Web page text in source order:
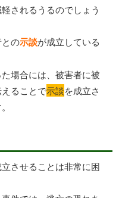
されるうるのでしょう
の示談が成立している
場合には、被害者に被
ることで示談を成立さ
立させることは非常に困